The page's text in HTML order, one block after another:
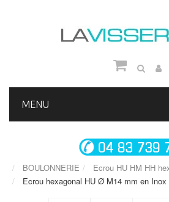
MENU
BOULONNERIE Ecrou HU HM HH
Ecrou hexagonal HU Ø M14 mm en Inox